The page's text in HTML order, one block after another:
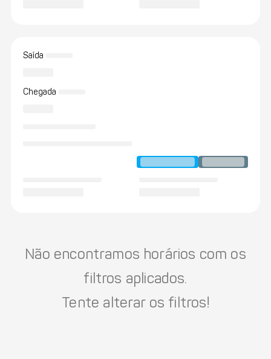
Saída
Chegada
Não encontramos horários com os
filtros aplicados.
Tente alterar os filtros!